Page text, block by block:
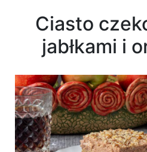
Ciasto
jabłkami i